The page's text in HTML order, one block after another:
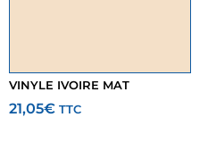
VINYLE IVOIRE MAT
21,05€ TTC